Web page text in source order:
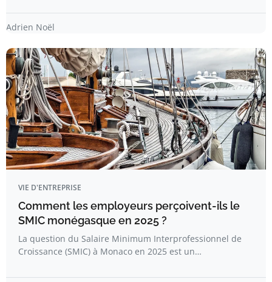
Adrien Noël
VIE D'ENTREPRISE
Comment les employeurs perçoivent-ils le
SMIC monégasque en 2025 ?
La question du Salaire Minimum Interprofessionnel de
Croissance (SMIC) à Monaco en 2025 est un…